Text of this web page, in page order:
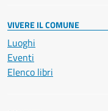
VIVERE IL COMUNE
Luoghi
Eventi
Elenco libri